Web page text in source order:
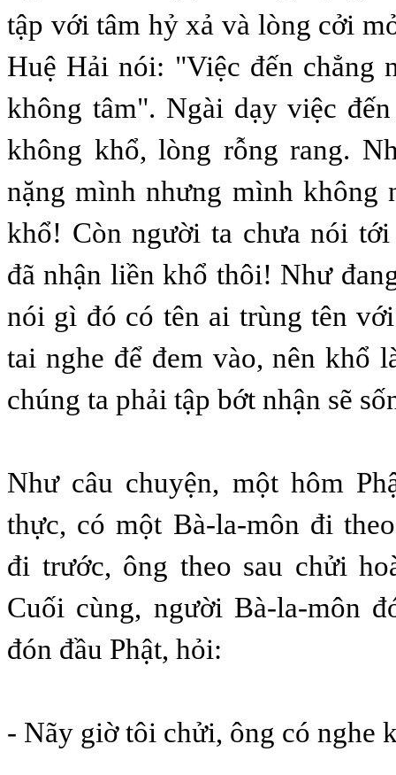
tập với tâm hỷ xả và lòng cởi
Huệ Hải nói: "Việc đến chẳng
không tâm". Ngài dạy việc
không khổ, lòng rỗng rang.
nặng mình nhưng mình không
khổ! Còn người ta chưa nói
đã nhận liền khổ thôi! Như
nói gì đó có tên ai trùng tên
tai nghe để đem vào, nên khổ
chúng ta phải tập bớt nhận sẽ
Như câu chuyện, một hôm
thực, có một Bà-la-môn đi
đi trước, ông theo sau chửi
Cuối cùng, người Bà-la-môn
đón đầu Phật, hỏi:
- Nãy giờ tôi chửi, ông có nghe